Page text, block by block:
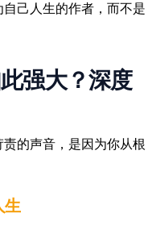
己人生的作者，而不是
强大？深度
的声音，是因为你从根
生